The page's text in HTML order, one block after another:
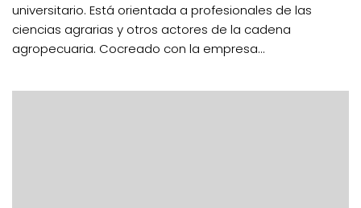
universitario. Está orientada a profesionales de las
ciencias agrarias y otros actores de la cadena
agropecuaria. Cocreado con la empresa...